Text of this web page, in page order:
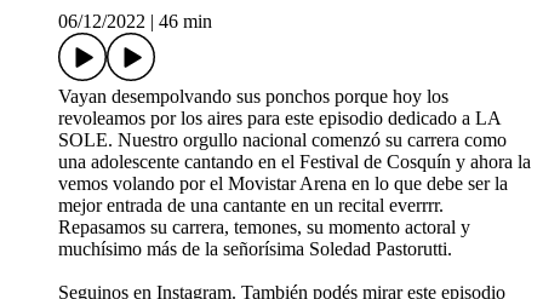
06/12/2022
46 min
Vayan desempolvando sus ponchos porque hoy los
revoleamos por los aires para este episodio dedicado a LA
SOLE. Nuestro orgullo nacional comenzó su carrera como
una adolescente cantando en el Festival de Cosquín y ahora la
vemos volando por el Movistar Arena en lo que debe ser la
mejor entrada de una cantante en un recital everrrr.
Repasamos su carrera, temones, su momento actoral y
muchísimo más de la señorísima Soledad Pastorutti.
Seguinos en Instagram. También podés mirar este episodio